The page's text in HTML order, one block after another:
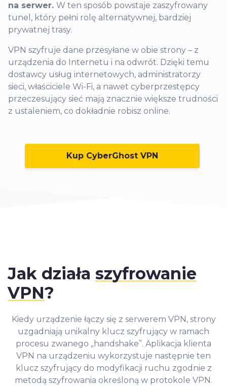
na serwer. W ten sposób powstaje zaszyfrowany
tunel, który pełni rolę alternatywnej, bardziej
prywatnej trasy.
VPN szyfruje dane przesyłane w obie strony – z
urządzenia do Internetu i na odwrót. Dzięki temu
dostawcy usług internetowych, administratorzy
sieci, właściciele Wi-Fi, a nawet cyberprzestępcy
przeczesujący sieć mają znacznie większe trudności
z ustaleniem, co dokładnie robisz online.
Kup CyberGhost VPN
Jak działa szyfrowanie
VPN?
Kiedy urządzenie łączy się z serwerem VPN, strony
uzgadniają unikalny klucz szyfrujący w ramach
procesu zwanego „handshake”. Aplikacja klienta
VPN na urządzeniu wykorzystuje następnie ten
klucz szyfrujący do modyfikacji ruchu zgodnie z
metodą szyfrowania określoną w protokole VPN.